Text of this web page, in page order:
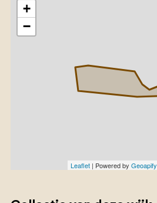
+
−
Leaflet | Powered byGeoapify